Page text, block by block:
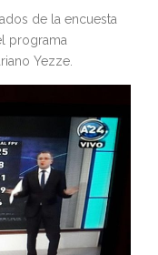
de la encuesta
programa
Yezze.